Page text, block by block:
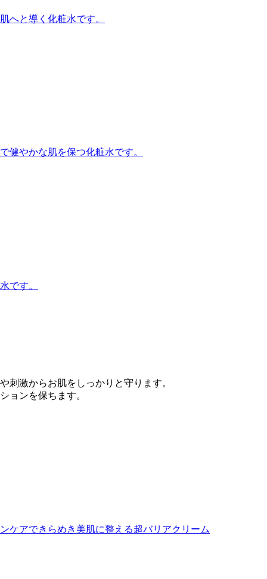
へと導く化粧水です。
健やかな肌を保つ化粧水です。
です。
刺激からお肌をしっかりと守ります。
ョンを保ちます。
ケアできらめき美肌に整える超バリアクリーム